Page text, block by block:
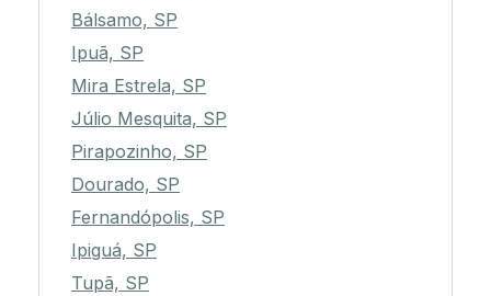
Bálsamo, SP
Ipuã, SP
Mira Estrela, SP
Júlio Mesquita, SP
Pirapozinho, SP
Dourado, SP
Fernandópolis, SP
Ipiguá, SP
Tupã, SP